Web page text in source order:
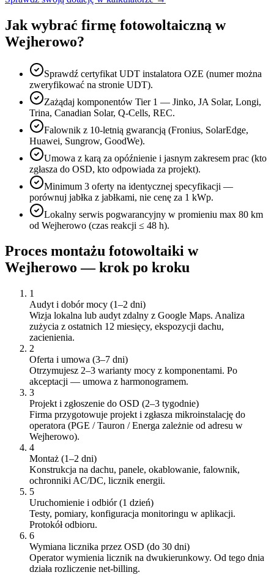
Jak wybrać firmę fotowoltaiczną w
Wejherowo?
Sprawdź certyfikat UDT instalatora OZE (numer można
zweryfikować na stronie UDT).
Zażądaj komponentów Tier 1 — Jinko, JA Solar, Longi,
Trina, Canadian Solar, Q-Cells, REC.
Falownik z 10-letnią gwarancją (Fronius, SolarEdge,
Huawei, Sungrow, GoodWe).
Umowa z karą za opóźnienie i jasnym zakresem prac (kto
zgłasza do OSD, kto odpowiada za projekt).
Minimum 3 oferty na identycznej specyfikacji —
porównuj jabłka z jabłkami, nie cenę za 1 kWp.
Lokalny serwis pogwarancyjny w promieniu max 80 km
od Wejherowo (czas reakcji ≤ 48 h).
Proces montażu fotowoltaiki w
Wejherowo — krok po kroku
1
Audyt i dobór mocy (1–2 dni)
Wizja lokalna lub audyt zdalny z Google Maps. Analiza
zużycia z ostatnich 12 miesięcy, ekspozycji dachu,
zacienienia.
2
Oferta i umowa (3–7 dni)
Otrzymujesz 2–3 warianty mocy z komponentami. Po
akceptacji — umowa z harmonogramem.
3
Projekt i zgłoszenie do OSD (2–3 tygodnie)
Firma przygotowuje projekt i zgłasza mikroinstalację do
operatora (PGE / Tauron / Energa zależnie od adresu w
Wejherowo).
4
Montaż (1–2 dni)
Konstrukcja na dachu, panele, okablowanie, falownik,
ochronniki AC/DC, licznik energii.
5
Uruchomienie i odbiór (1 dzień)
Testy, pomiary, konfiguracja monitoringu w aplikacji.
Protokół odbioru.
6
Wymiana licznika przez OSD (do 30 dni)
Operator wymienia licznik na dwukierunkowy. Od tego dnia
działa rozliczenie net-billing.